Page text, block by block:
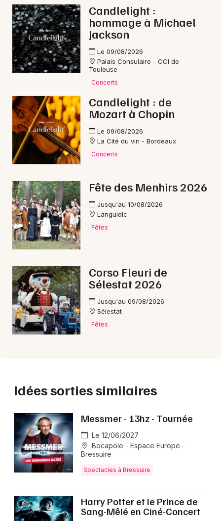
Choisir mes départements
Mon email
Candlelight :
hommage à Michael
Jackson
Le 09/08/2026
Palais Consulaire - CCI de
Toulouse
Concerts
Candlelight : de
Mozart à Chopin
Le 09/08/2026
La Cité du vin - Bordeaux
Concerts
Fête des Menhirs 2026
Jusqu'au 10/08/2026
Languidic
Fêtes
Corso Fleuri de
Sélestat 2026
Jusqu'au 09/08/2026
Sélestat
Fêtes
Idées sorties similaires
Messmer - 13hz - Tournée
Le 12/06/2027
Bocapole - Espace Europe -
Bressuire
Spectacles à Bressuire
Harry Potter et le Prince de
Sang-Mêlé en Ciné-Concert